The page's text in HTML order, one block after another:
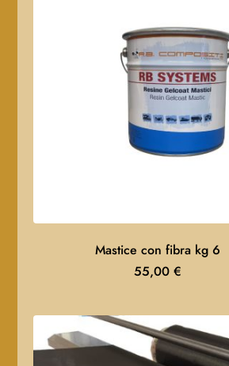
Mastice con fibra kg 6
55,00 €